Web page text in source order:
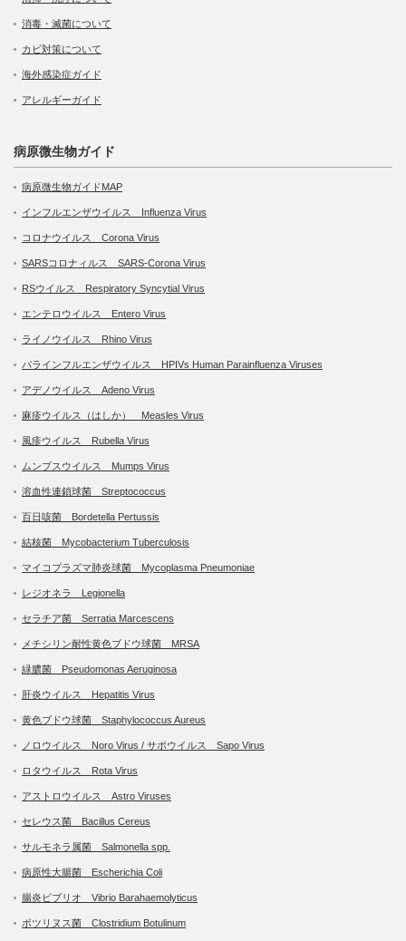
消毒・滅菌について
カビ対策について
海外感染症ガイド
アレルギーガイド
病原微生物ガイド
病原微生物ガイドMAP
インフルエンザウイルス Influenza Virus
コロナウイルス Corona Virus
SARSコロナィルス SARS-Corona Virus
RSウイルス Respiratory Syncytial Virus
エンテロウイルス Entero Virus
ライノウイルス Rhino Virus
パラインフルエンザウイルス HPIVs Human Parainfluenza Viruses
アデノウイルス Adeno Virus
麻疹ウイルス（はしか） Measles Virus
風疹ウイルス Rubella Virus
ムンプスウイルス Mumps Virus
溶血性連鎖球菌 Streptococcus
百日咳菌 Bordetella Pertussis
結核菌 Mycobacterium Tuberculosis
マイコプラズマ肺炎球菌 Mycoplasma Pneumoniae
レジオネラ Legionella
セラチア菌 Serratia Marcescens
メチシリン耐性黄色ブドウ球菌 MRSA
緑膿菌 Pseudomonas Aeruginosa
肝炎ウイルス Hepatitis Virus
黄色ブドウ球菌 Staphylococcus Aureus
ノロウイルス Noro Virus / サポウイルス Sapo Virus
ロタウイルス Rota Virus
アストロウイルス Astro Viruses
セレウス菌 Bacillus Cereus
サルモネラ属菌 Salmonella spp.
病原性大腸菌 Escherichia Coli
腸炎ビブリオ Vibrio Barahaemolyticus
ボツリヌス菌 Clostridium Botulinum